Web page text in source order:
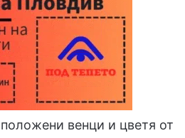
венци и цветя от